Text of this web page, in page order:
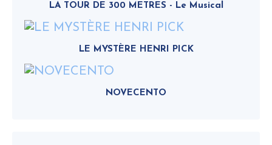
LA TOUR DE 300 METRES - Le Musical
LE MYSTÈRE HENRI PICK
NOVECENTO